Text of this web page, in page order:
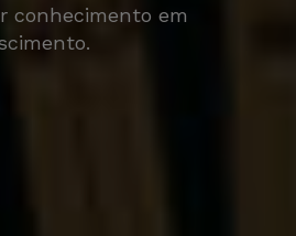
conhecimento em